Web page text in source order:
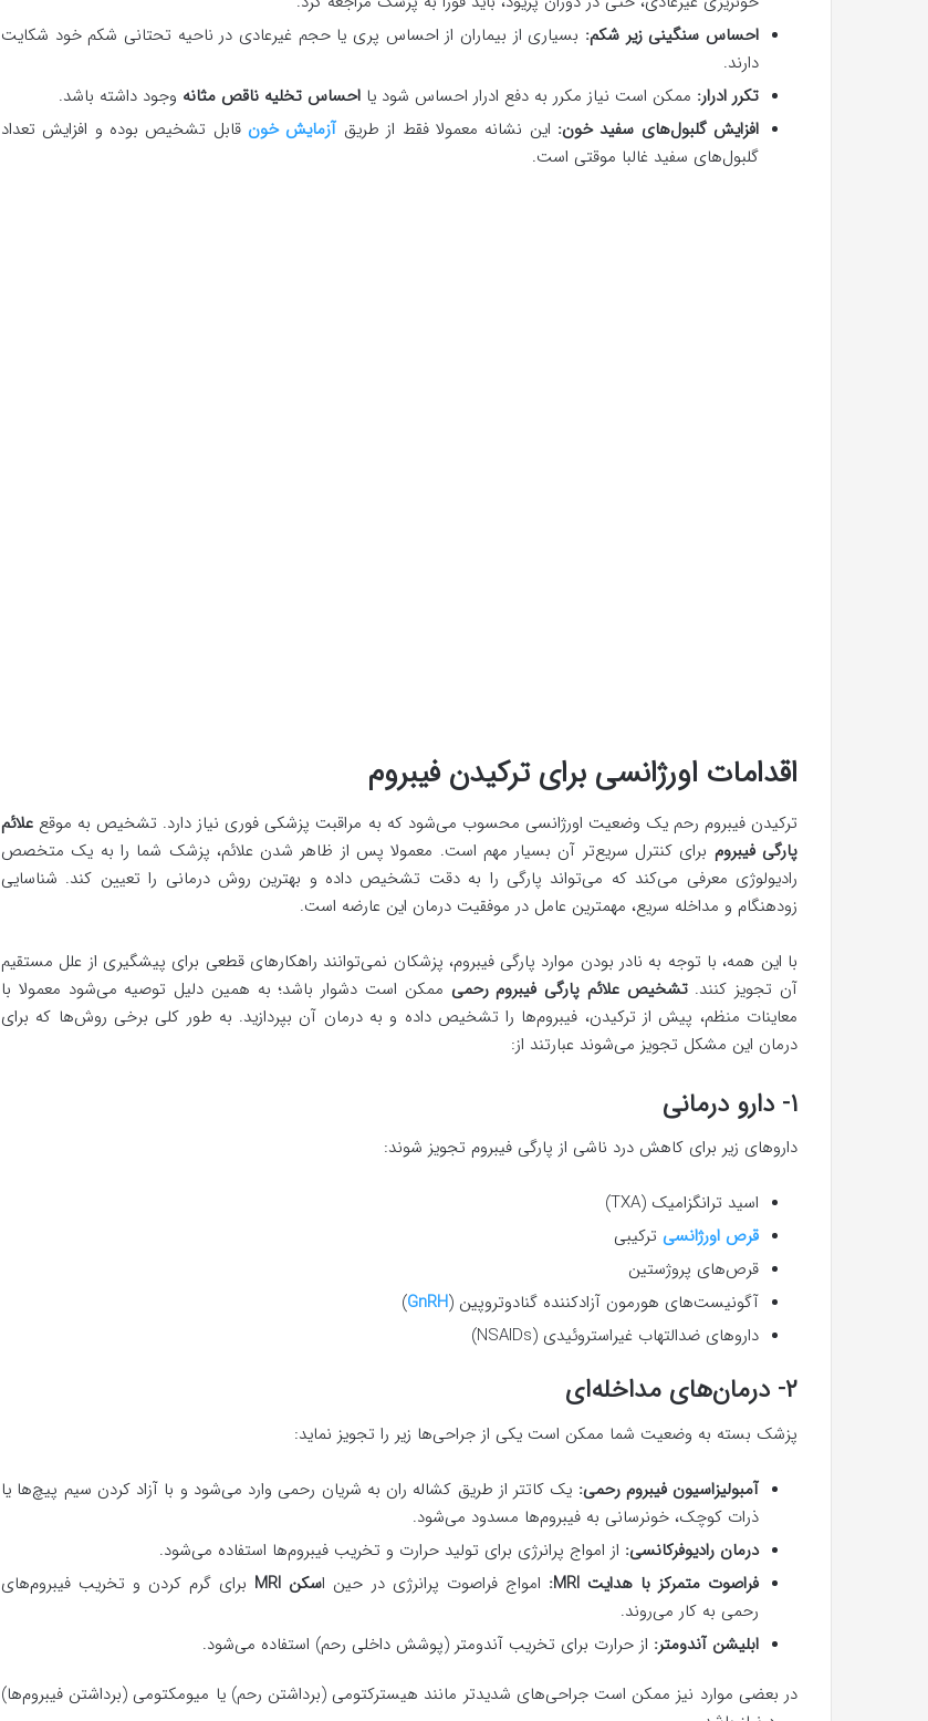
احساس سنگینی زیر شکم: بسیاری از بیماران از احساس پری یا حجم غیرعادی در ناحیه تحتانی شکم خود شکایت
دارند.
تکرر ادرار: ممکن است نیاز مکرر به دفع ادرار احساس شود یا احساس تخلیه ناقص مثانه وجود داشته باشد.
افزایش گلبول‌های سفید خون: این نشانه معمولا فقط از طریقآزمایش خون قابل تشخیص بوده و افزایش تعداد
گلبول‌های سفید غالبا موقتی است.
اقدامات اورژانسی برای ترکیدن فیبروم
ترکیدن فیبروم رحم یک وضعیت اورژانسی محسوب می‌شود که به مراقبت پزشکی فوری نیاز دارد. تشخیص به موقع علائم
پارگی فیبروم برای کنترل سریع‌تر آن بسیار مهم است. معمولا پس از ظاهر شدن علائم، پزشک شما را به یک متخصص
رادیولوژی معرفی می‌کند که می‌تواند پارگی را به دقت تشخیص داده و بهترین روش درمانی را تعیین کند. شناسایی
زودهنگام و مداخله سریع، مهمترین عامل در موفقیت درمان این عارضه است.
با این همه، با توجه به نادر بودن موارد پارگی فیبروم، پزشکان نمی‌توانند راهکارهای قطعی برای پیشگیری از علل مستقیم
آن تجویز کنند.تشخیص علائم پارگی فیبروم رحمی ممکن است دشوار باشد؛ به همین دلیل توصیه می‌شود معمولا با
معاینات منظم، پیش از ترکیدن، فیبروم‌ها را تشخیص داده و به درمان آن بپردازید. به طور کلی برخی روش‌ها که برای
درمان این مشکل تجویز می‌شوند عبارتند از:
۱- دارو درمانی
داروهای زیر برای کاهش درد ناشی از پارگی فیبروم تجویز شوند:
اسید ترانگزامیک (TXA)
قرص‌ اورژانسی ترکیبی
قرص‌های پروژستین
آگونیست‌های هورمون آزادکننده گنادوتروپین (GnRH
)
داروهای ضدالتهاب غیراستروئیدی (NSAIDs)
۲- درمان‌های مداخله‌ای
پزشک بسته به وضعیت شما ممکن است یکی از جراحی‌ها زیر را تجویز نماید:
آمبولیزاسیون فیبروم رحمی: یک کاتتر از طریق کشاله ران به شریان رحمی وارد می‌شود و با آزاد کردن سیم پیچ‌ها یا
ذرات کوچک، خونرسانی به فیبروم‌ها مسدود می‌شود.
درمان رادیوفرکانسی: از امواج پرانرژی برای تولید حرارت و تخریب فیبروم‌ها استفاده می‌شود.
فراصوت متمرکز با هدایتMRI
: امواج فراصوت پرانرژی در حین اسکن MRI
برای گرم کردن و تخریب فیبروم‌های
رحمی به کار می‌روند.
ابلیشن آندومتر: از حرارت برای تخریب آندومتر (پوشش داخلی رحم) استفاده می‌شود.
در بعضی موارد نیز ممکن است جراحی‌های شدید‌تر مانند هیسترکتومی (برداشتن رحم) یا میومکتومی (برداشتن فیبروم‌ها)